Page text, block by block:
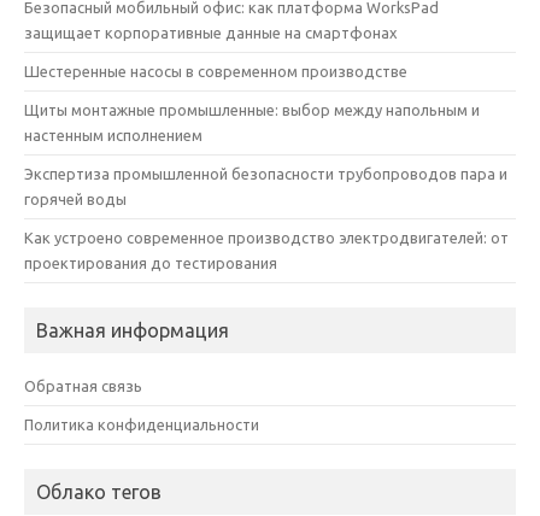
Безопасный мобильный офис: как платформа WorksPad
защищает корпоративные данные на смартфонах
Шестеренные насосы в современном производстве
Щиты монтажные промышленные: выбор между напольным и
настенным исполнением
Экспертиза промышленной безопасности трубопроводов пара и
горячей воды
Как устроено современное производство электродвигателей: от
проектирования до тестирования
Важная информация
Обратная связь
Политика конфиденциальности
Облако тегов